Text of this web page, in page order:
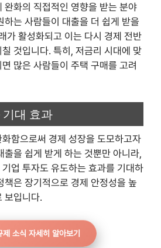
완화의 직접적인 영향을 받는 분야
하는 사람들이 대출을 더 쉽게 받을
가 활성화되고 이는 다시 경제 전반
것입니다. 특히, 저금리 시대에 맞
많은 사람들이 주택 구매를 고려
대 효과
함으로써 경제 성장을 도모하고자
출을 쉽게 받게 하는 것뿐만 아니라,
업 투자도 유도하는 효과를 기대하
책은 장기적으로 경제 안정성을 높
보입니다.
제 소식 자세히 알아보기